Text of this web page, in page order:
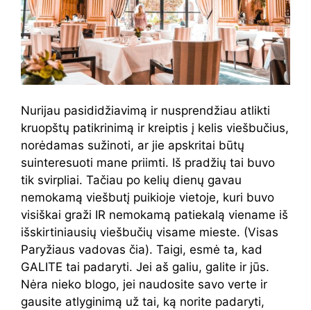
Nurijau pasididžiavimą ir nusprendžiau atlikti
kruopštų patikrinimą ir kreiptis į kelis viešbučius,
norėdamas sužinoti, ar jie apskritai būtų
suinteresuoti mane priimti. Iš pradžių tai buvo
tik svirpliai. Tačiau po kelių dienų gavau
nemokamą viešbutį puikioje vietoje, kuri buvo
visiškai graži IR nemokamą patiekalą viename iš
išskirtiniausių viešbučių visame mieste. (Visas
Paryžiaus vadovas čia). Taigi, esmė ta, kad
GALITE tai padaryti. Jei aš galiu, galite ir jūs.
Nėra nieko blogo, jei naudosite savo verte ir
gausite atlyginimą už tai, ką norite padaryti,